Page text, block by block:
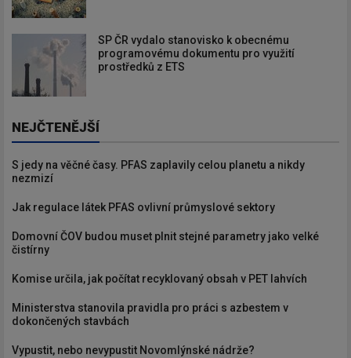
SP ČR vydalo stanovisko k obecnému
programovému dokumentu pro využití
prostředků z ETS
NEJČTENĚJŠÍ
S jedy na věčné časy. PFAS zaplavily celou planetu a nikdy
nezmizí
Jak regulace látek PFAS ovlivní průmyslové sektory
Domovní ČOV budou muset plnit stejné parametry jako velké
čistírny
Komise určila, jak počítat recyklovaný obsah v PET lahvích
Ministerstva stanovila pravidla pro práci s azbestem v
dokončených stavbách
Vypustit, nebo nevypustit Novomlýnské nádrže?